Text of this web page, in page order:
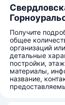
Получите
общее
организаций
детальные
постройки,
материалы,
название,